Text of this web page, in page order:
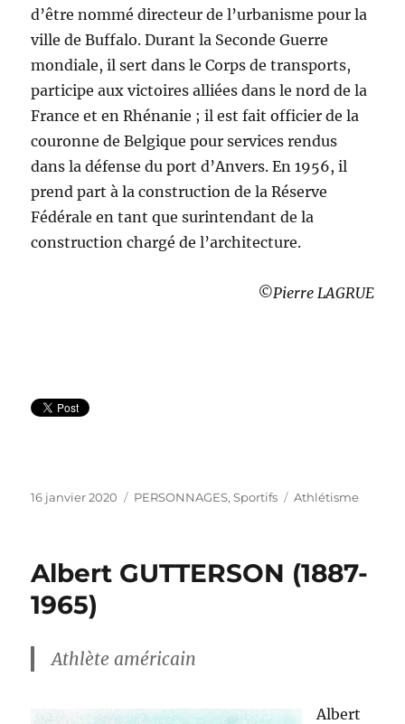
d’être nommé directeur de l’urbanisme pour la
ville de Buffalo. Durant la Seconde Guerre
mondiale, il sert dans le Corps de transports,
participe aux victoires alliées dans le nord de la
France et en Rhénanie ; il est fait officier de la
couronne de Belgique pour services rendus
dans la défense du port d’Anvers. En 1956, il
prend part à la construction de la Réserve
Fédérale en tant que surintendant de la
construction chargé de l’architecture.
©Pierre LAGRUE
Publié
16 janvier 2020 Catégories
PERSONNAGES,Sportifs Étiquettes
Athlétisme
Albert GUTTERSON (1887-
1965)
Athlète américain
Albert